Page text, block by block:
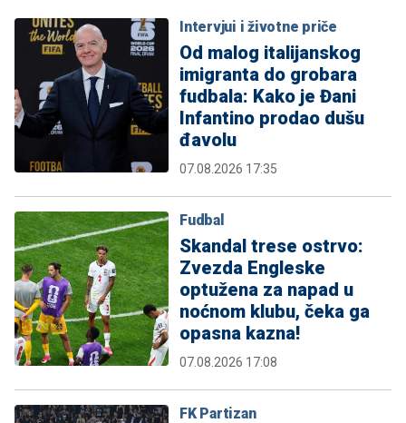
Intervjui i životne priče
Od malog italijanskog
imigranta do grobara
fudbala: Kako je Đani
Infantino prodao dušu
đavolu
07.08.2026 17:35
Fudbal
Skandal trese ostrvo:
Zvezda Engleske
optužena za napad u
noćnom klubu, čeka ga
opasna kazna!
07.08.2026 17:08
FK Partizan